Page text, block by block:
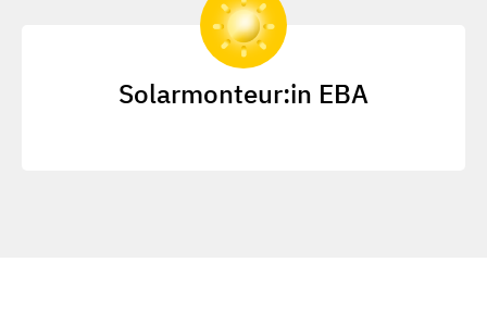
Solarmonteur:in EBA